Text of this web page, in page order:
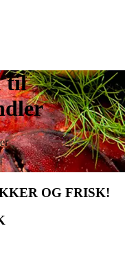
til
OG FRISK!